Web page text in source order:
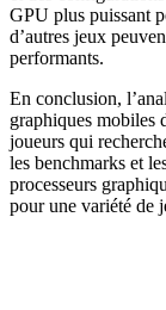
GPU plus puissant
d’autres jeux
performants.
En conclusion,
graphiques mobiles
joueurs qui
les benchmarks et
processeurs
pour une variété de